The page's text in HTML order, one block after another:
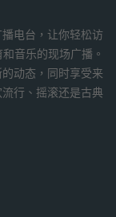
电台，让你轻松访
音乐的现场广播。
动态，同时享受来
行、摇滚还是古典